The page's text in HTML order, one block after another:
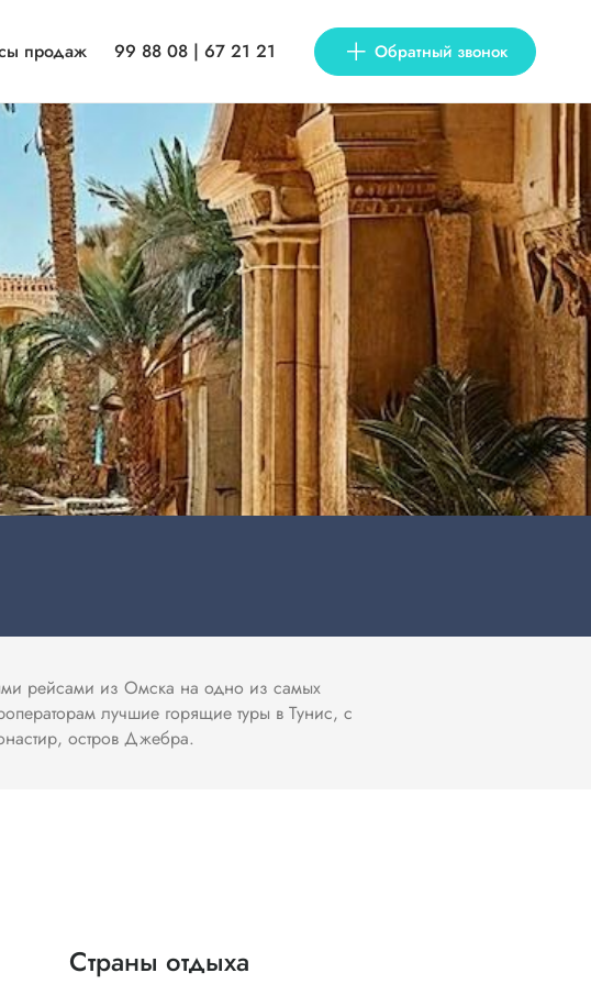
продаж 99 88 08 | 67 21 21 Обратный звонок
рейсами из Омска на одно из самых
лучшие горящие туры в Тунис, с
остров Джебра.
Страны отдыха